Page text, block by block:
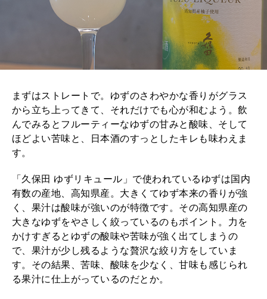
まずはストレートで。ゆずのさわやかな香りがグラス
から立ち上ってきて、それだけでも心が和むよう。飲
んでみるとフルーティーなゆずの甘みと酸味、そして
ほどよい苦味と、日本酒のすっとしたキレも味わえま
す。
「久保田 ゆずリキュール」で使われているゆずは国内
有数の産地、高知県産。大きくてゆず本来の香りが強
く、果汁は酸味が強いのが特徴です。その高知県産の
大きなゆずをやさしく絞っているのもポイント。力を
かけすぎるとゆずの酸味や苦味が強く出てしまうの
で、果汁が少し残るような贅沢な絞り方をしていま
す。その結果、苦味、酸味を少なく、甘味も感じられ
る果汁に仕上がっているのだとか。